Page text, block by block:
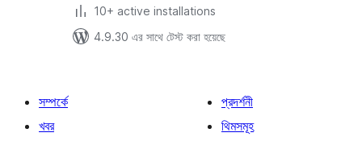
10+ active installations
4.9.30 এর সাথে টেস্ট করা হয়েছে
সম্পর্কে
খবর
প্রদর্শনী
থিমসমূহ